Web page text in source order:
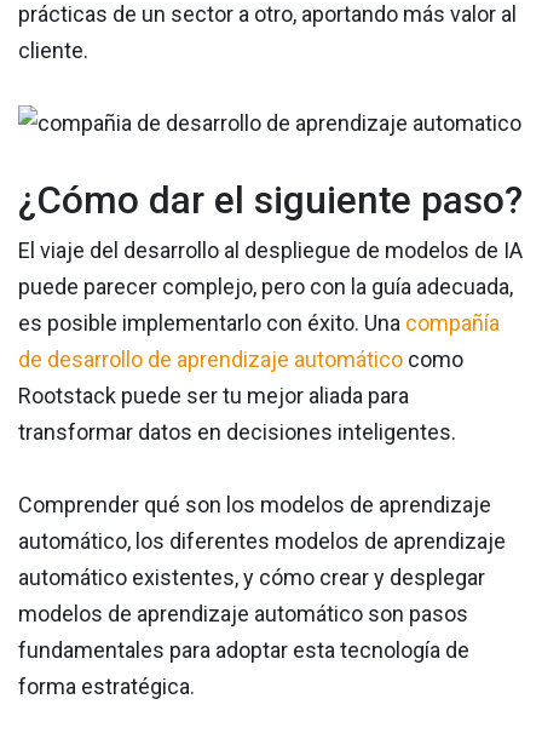
prácticas de un sector a otro, aportando más valor al
cliente.
¿Cómo dar el siguiente paso?
El viaje del desarrollo al despliegue de modelos de IA
puede parecer complejo, pero con la guía adecuada,
es posible implementarlo con éxito. Una compañía
de desarrollo de aprendizaje automático como
Rootstack puede ser tu mejor aliada para
transformar datos en decisiones inteligentes.
Comprender qué son los modelos de aprendizaje
automático, los diferentes modelos de aprendizaje
automático existentes, y cómo crear y desplegar
modelos de aprendizaje automático son pasos
fundamentales para adoptar esta tecnología de
forma estratégica.